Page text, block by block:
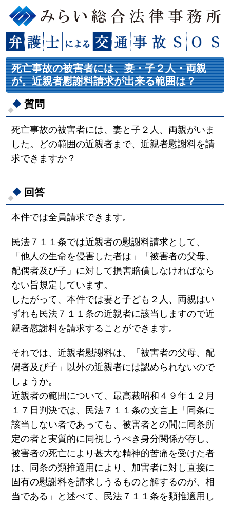
死亡事故の被害者には、妻・子２人・両親
が。近親者慰謝料請求が出来る範囲は？
質問
死亡事故の被害者には、妻と子２人、両親がいま
した。どの範囲の近親者まで、近親者慰謝料を請
求できますか？
回答
本件では全員請求できます。
民法７１１条では近親者の慰謝料請求として、
「他人の生命を侵害した者は」「被害者の父母、
配偶者及び子」に対して損害賠償しなければなら
ない旨規定しています。
したがって、本件では妻と子ども２人、両親はい
ずれも民法７１１条の近親者に該当しますので近
親者慰謝料を請求することができます。
それでは、近親者慰謝料は、「被害者の父母、配
偶者及び子」以外の近親者には認められないので
しょうか。
近親者の範囲について、最高裁昭和４９年１２月
１７日判決では、民法７１１条の文言上「同条に
該当しない者であっても、被害者との間に同条所
定の者と実質的に同視しうべき身分関係が存し、
被害者の死亡により甚大な精神的苦痛を受けた者
は、同条の類推適用により、加害者に対し直接に
固有の慰謝料を請求しうるものと解するのが、相
当である」と述べて、民法７１１条を類推適用し